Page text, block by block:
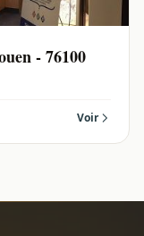
- 76100
Voir